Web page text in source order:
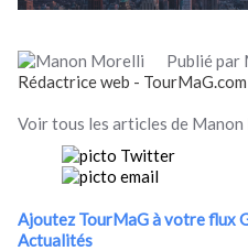
Publié
Rédactrice web - TourMaG.com
Voir tous les articles de
Ajoutez TourMaG à votre flux
Actualités